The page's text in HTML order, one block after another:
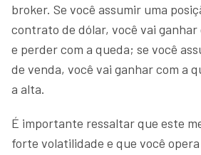
broker. Se você assumir uma
contrato de dólar, você vai ganhar
e perder com a queda; se você
de venda, você vai ganhar com a
a alta.
É importante ressaltar que este
forte volatilidade e que você